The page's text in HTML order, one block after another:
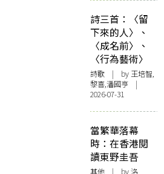
詩三首：〈留
下來的人〉、
〈成名前〉、
〈行為藝術〉
詩歌 | by 王培智,
黎喜,潘國亨 |
2026-07-31
當繁華落幕
時：在香港閱
讀東野圭吾